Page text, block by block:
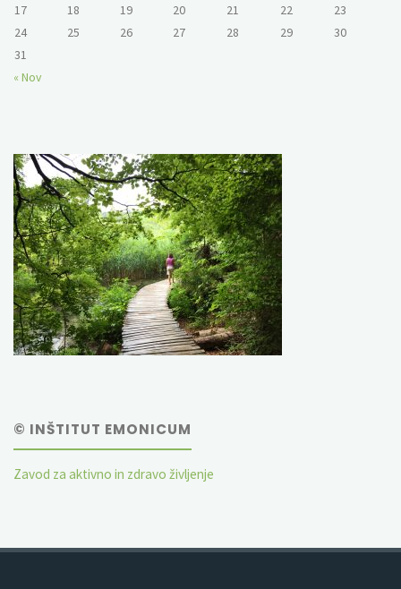
« Nov
17
18 19 20 21 22
23
24
25 26 27 28 29
30
31
© INŠTITUT EMONICUM
Zavod za aktivno in zdravo življenje